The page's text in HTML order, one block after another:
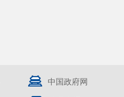
中国政府网